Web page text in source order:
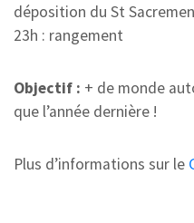
déposition du St
23h : rangement
Objectif : + de monde
que l’année dernière !
Plus d’informations sur le